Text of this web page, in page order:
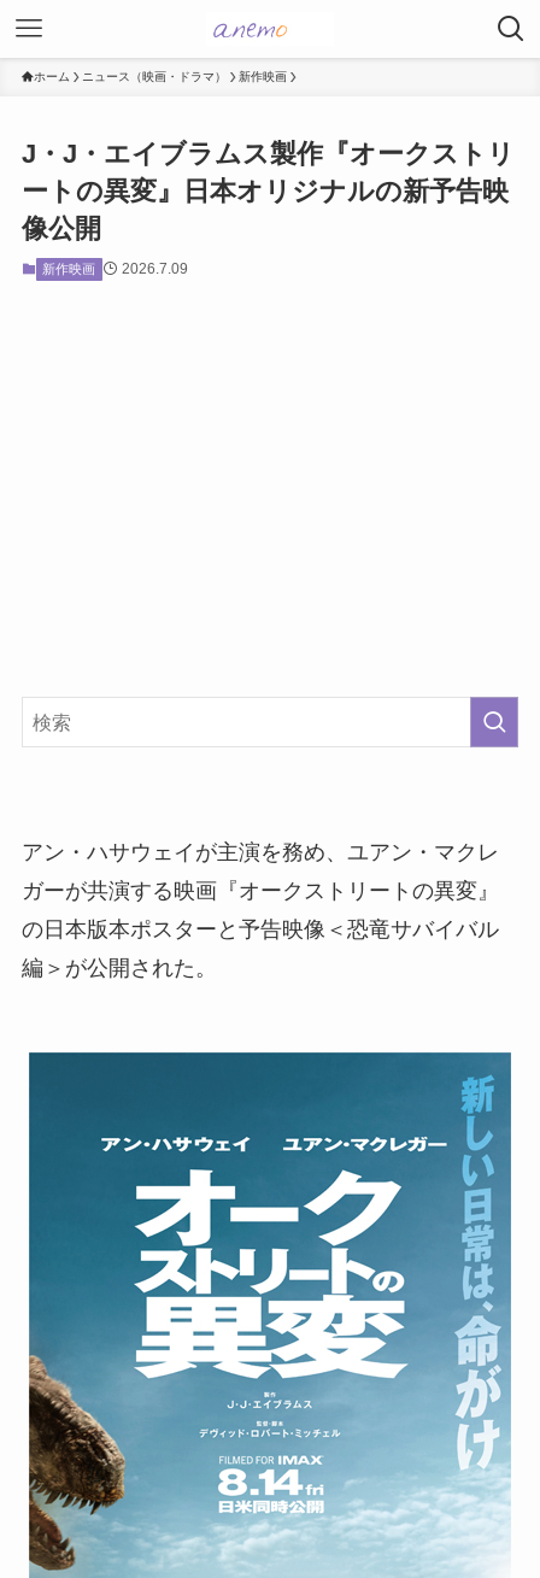
ホーム ニュース（映画・ドラマ） 新作映画
J・J・エイブラムス製作『オークストリ
ートの異変』日本オリジナルの新予告映
像公開
新作映画 2026.7.09
アン・ハサウェイが主演を務め、ユアン・マクレ
ガーが共演する映画『オークストリートの異変』
の日本版本ポスターと予告映像＜恐竜サバイバル
編＞が公開された。